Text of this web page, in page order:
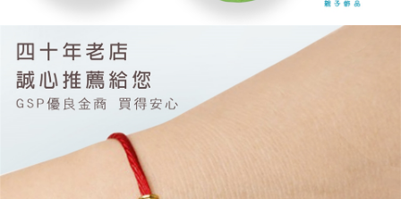
２．關於個人資料處理事宜，請瀏覽以下網址：
https://aftee.tw/terms/#terms3
３．未成年的使用者請事先徵得法定代理人或監護人之同意方可使用
「AFTEE先享後付」，若未經同意申辦者引起之損失，本公司不負相關責
４．使用「AFTEE先享後付」時，將依據個別帳號之用戶狀況，依本公司即
時審查核予不同之上限額度；若仍有額度不足之情形，本公司將視審查結果
請求用戶進行身份認證。
５．嚴禁一人註冊多個帳號或使用他人資訊註冊。若發現惡意使用之情形，
恩沛科技股份有限公司將有權停止該用戶之使用額度並採取法律行動。